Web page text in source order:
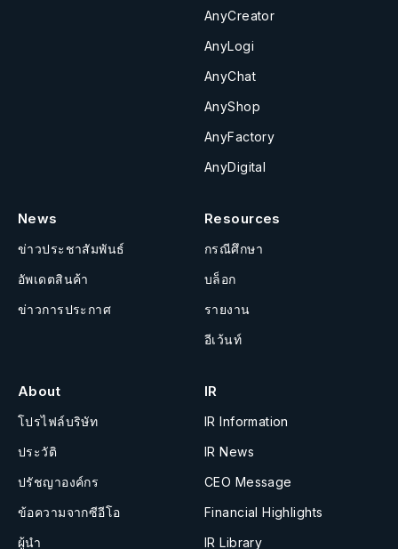
AnyCreator
AnyLogi
AnyChat
AnyShop
AnyFactory
AnyDigital
News
ข่าวประชาสัมพันธ์
อัพเดตสินค้า
ข่าวการประกาศ
Resources
กรณีศึกษา
บล็อก
รายงาน
อีเว้นท์
About
โปรไฟล์บริษัท
ประวัติ
ปรัชญาองค์กร
ข้อความจากซีอีโอ
ผู้นำ
IR
IR Information
IR News
CEO Message
Financial Highlights
IR Library